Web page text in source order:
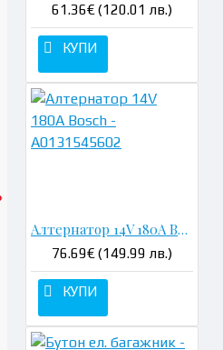
61.36€ (120.01 лв.)
КУПИ
Алтернатор 14V 180A Bosch - A0131545602
76.69€ (149.99 лв.)
КУПИ